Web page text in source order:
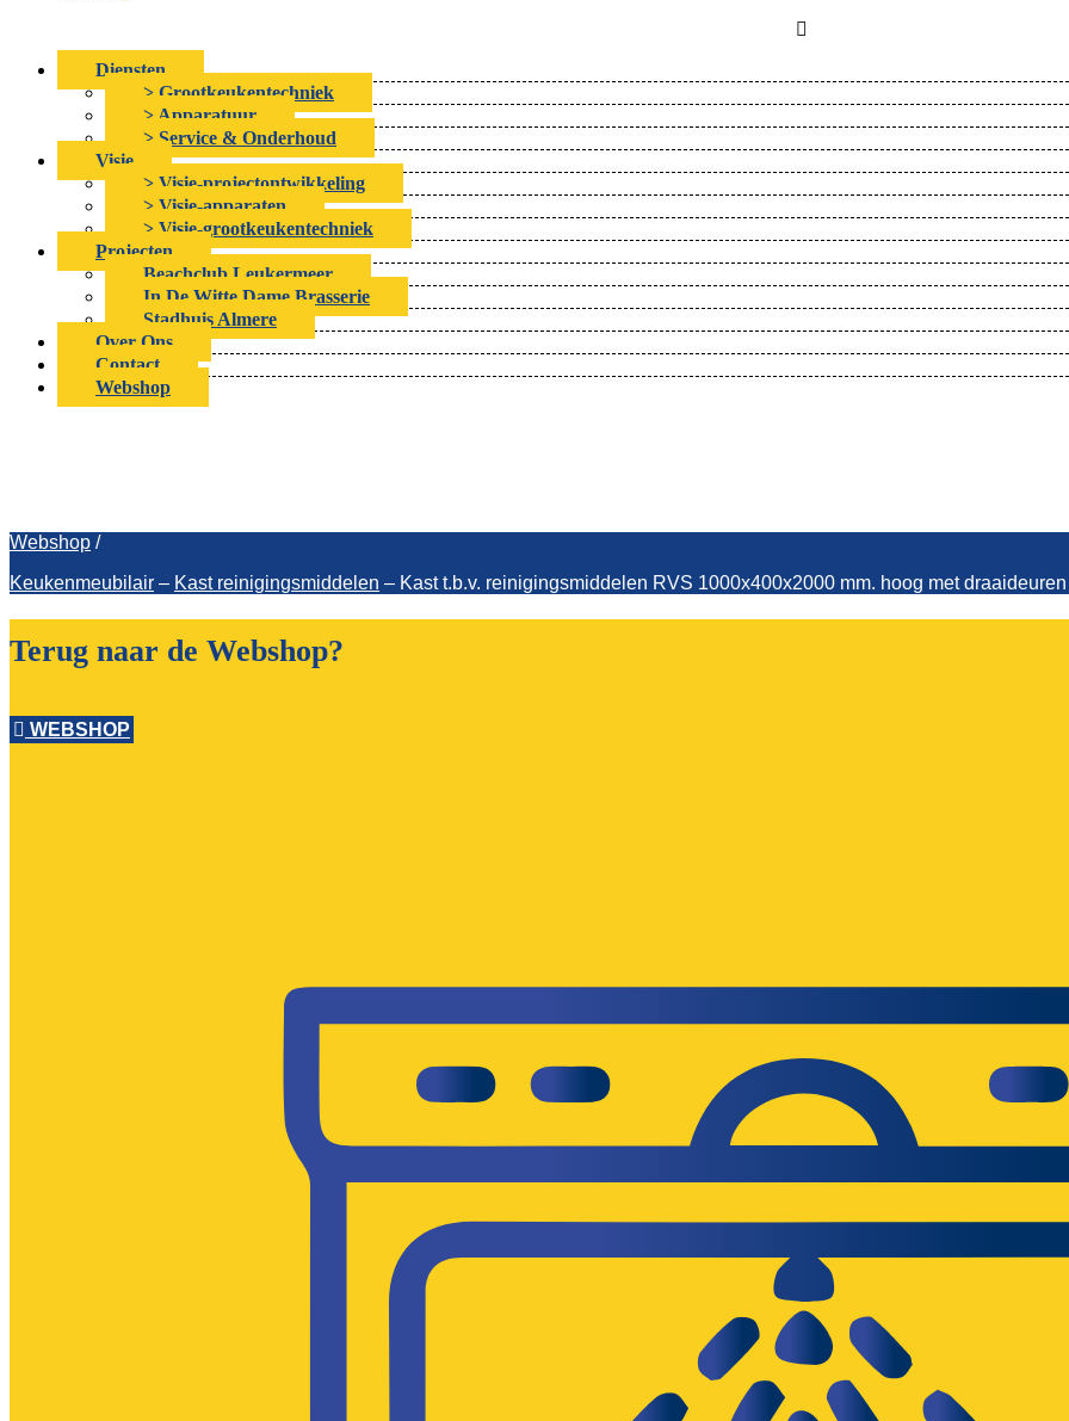
Diensten
> Grootkeukentechniek
> Apparatuur
> Service & Onderhoud
Visie
> Visie-projectontwikkeling
> Visie-apparaten
> Visie-grootkeukentechniek
Projecten
Beachclub Leukermeer
In De Witte Dame Brasserie
Stadhuis Almere
Over Ons
Contact
Webshop
Webshop /
Keukenmeubilair – Kast reinigingsmiddelen – Kast t.b.v. reinigingsmiddelen RVS 1000x400x2000 mm. hoog met draaideuren
Terug naar de Webshop?
WEBSHOP